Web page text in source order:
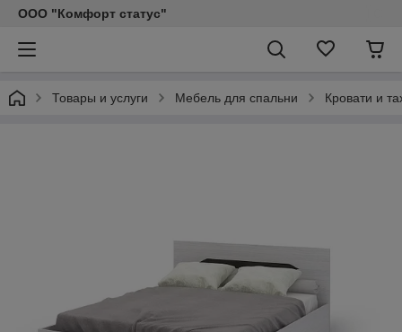
ООО "Комфорт статус"
Товары и услуги Мебель для спальни Кровати и